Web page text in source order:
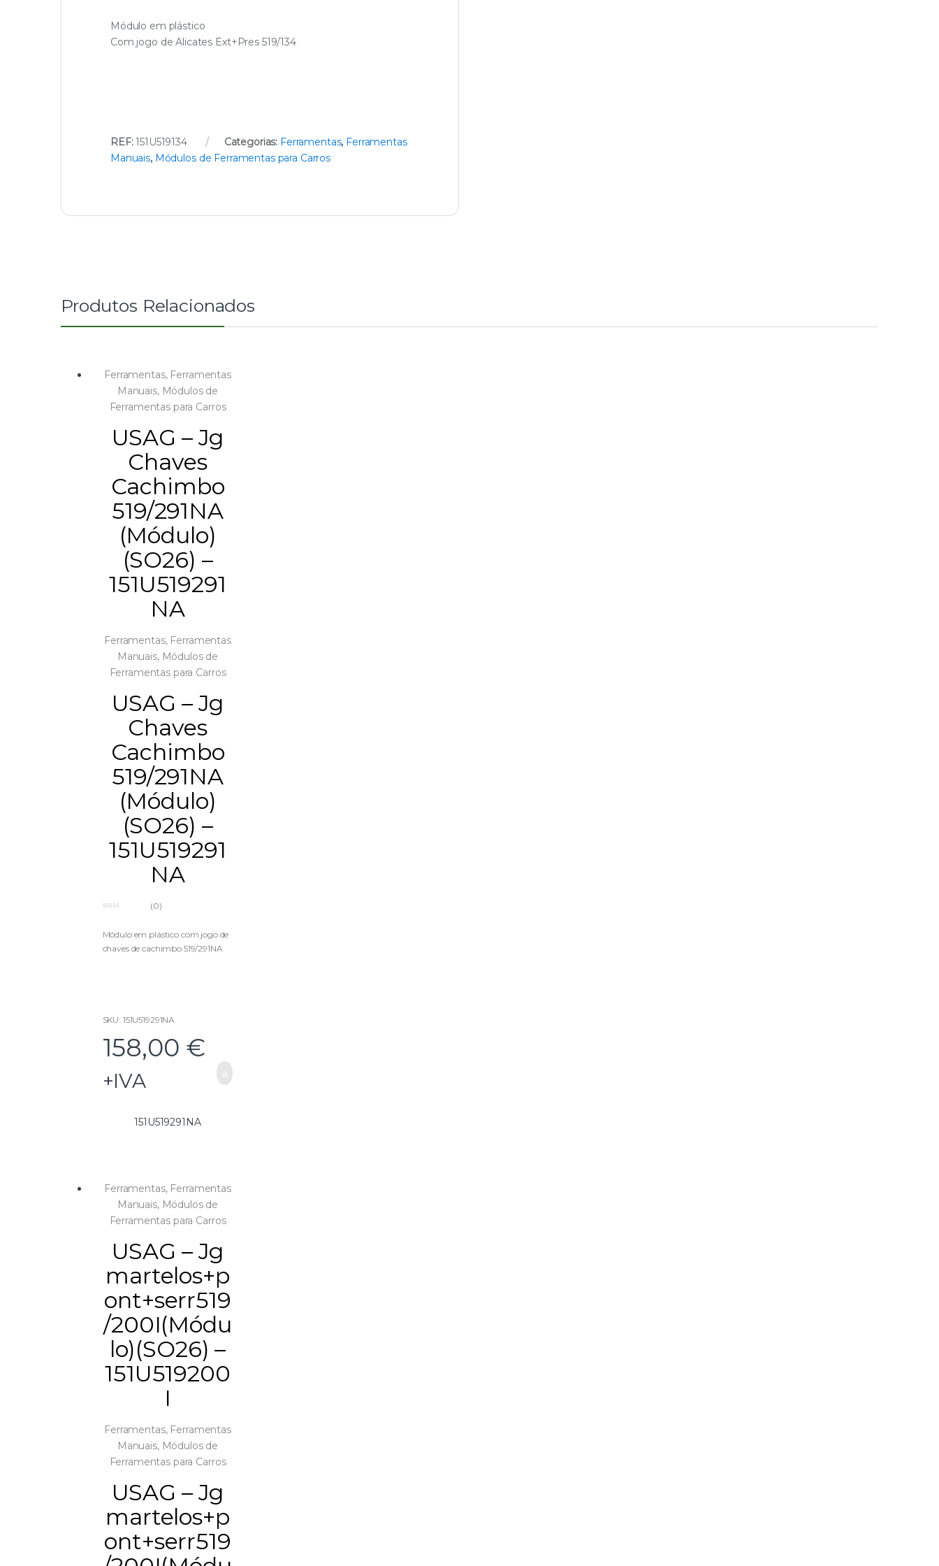
Módulo em plástico
Com jogo de Alicates Ext+Pres 519/134
REF:151U519134 Categorias: Ferramentas, Ferramentas
Manuais, Módulos de Ferramentas para Carros
Produtos Relacionados
Ferramentas, Ferramentas
Manuais, Módulos de
Ferramentas para Carros
USAG – Jg
Chaves
Cachimbo
519/291NA
(Módulo)
(SO26) –
151U519291
NA
Ferramentas, Ferramentas
Manuais, Módulos de
Ferramentas para Carros
USAG – Jg
Chaves
Cachimbo
519/291NA
(Módulo)
(SO26) –
151U519291
NA
u
o
(0)
Módulo em plástico com jogo de
chaves de cachimbo 519/291NA
SKU: 151U519291NA
158,00 €
+IVA
151U519291NA
Ferramentas, Ferramentas
Manuais, Módulos de
Ferramentas para Carros
USAG – Jg
martelos+p
ont+serr519
/200I(Módu
lo)(SO26) –
151U519200
I
Ferramentas, Ferramentas
Manuais, Módulos de
Ferramentas para Carros
USAG – Jg
martelos+p
ont+serr519